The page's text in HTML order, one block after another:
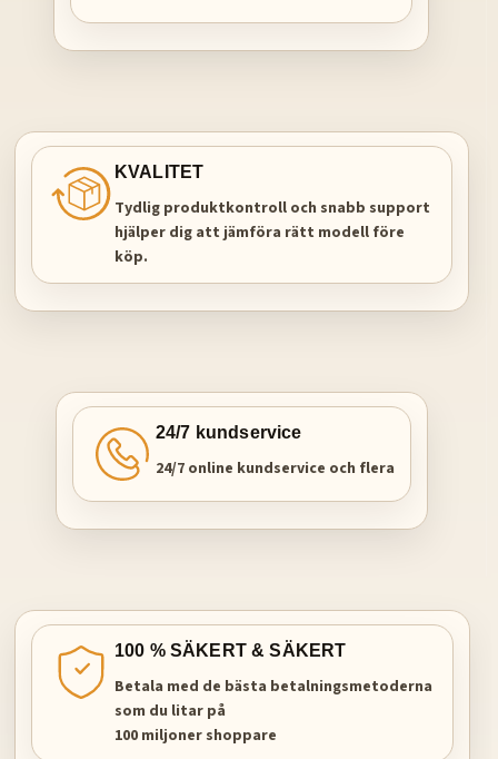
KVALITET
Tydlig produktkontroll och snabb support
hjälper dig att jämföra rätt modell före
köp.
24/7 kundservice
24/7 online kundservice och flera
100 % SÄKERT & SÄKERT
Betala med de bästa betalningsmetoderna
som du litar på
100 miljoner shoppare